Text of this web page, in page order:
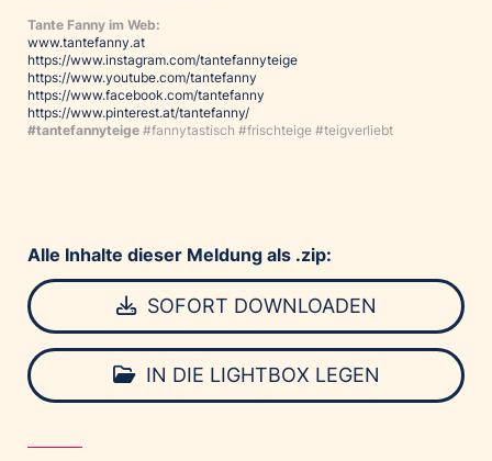
Tante Fanny im Web:
www.tantefanny.at
https://www.instagram.com/tantefannyteige
https://www.youtube.com/tantefanny
https://www.facebook.com/tantefanny
https://www.pinterest.at/tantefanny/
#tantefannyteige #fannytastisch #frischteige #teigverliebt
Alle Inhalte dieser Meldung als .zip:
SOFORT DOWNLOADEN
IN DIE LIGHTBOX LEGEN